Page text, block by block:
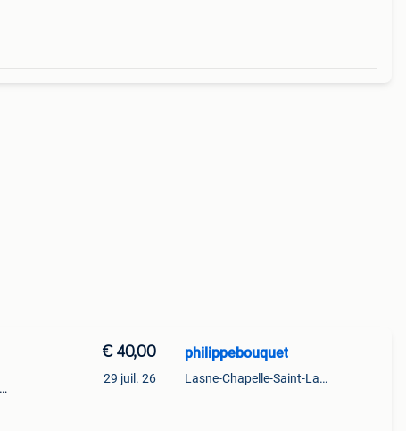
€ 40,00
29 juil. 26
philippebouquet
Lasne-Chapelle-Saint-Lambert